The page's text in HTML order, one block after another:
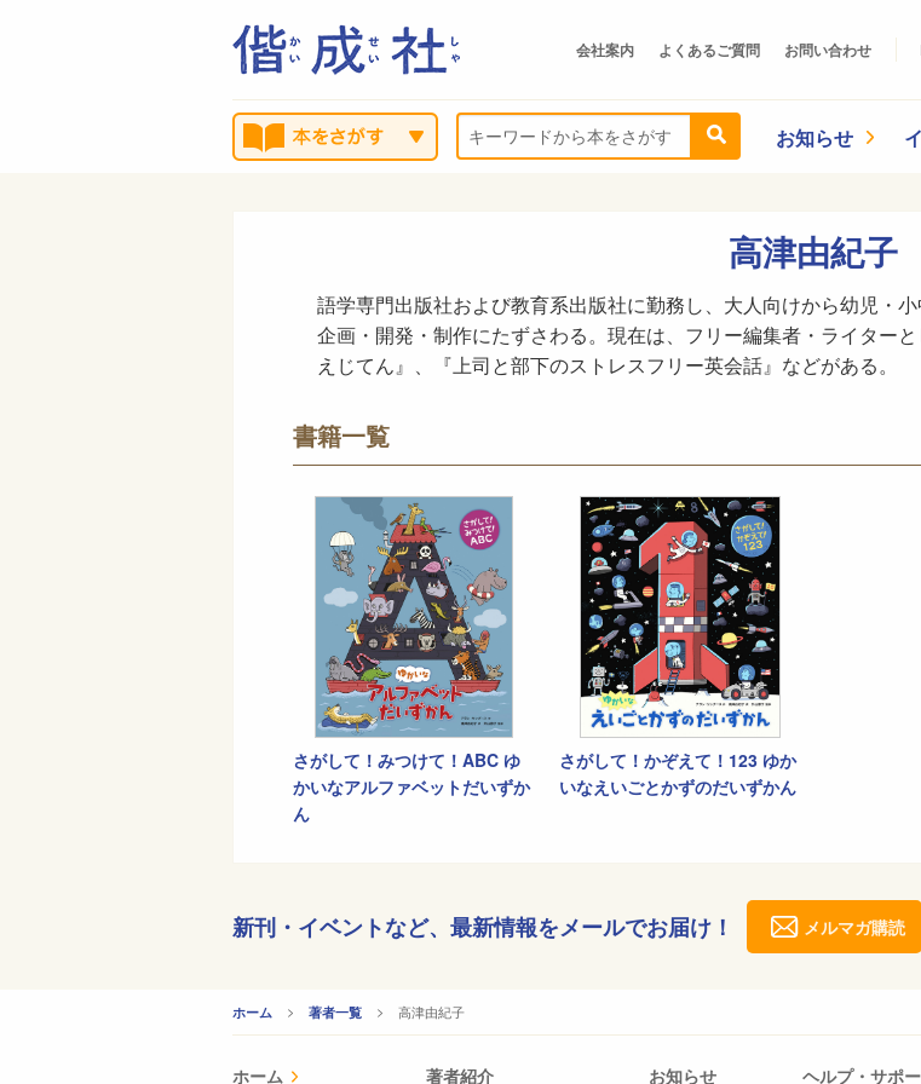
会社案内 よくあるご質問 お問い合わせ
お知らせ
高津由紀子
語学専門出版社および教育系出版社に勤務し、大人向けから幼児・
企画・開発・制作にたずさわる。現在は、フリー編集者・ライター
えじてん』、『上司と部下のストレスフリー英会話』などがある。
書籍一覧
さがして！みつけて！ABC ゆ
かいなアルファベットだいずか
ん
さがして！かぞえて！123 ゆか
いなえいごとかずのだいずかん
新刊・イベントなど、 最新情報をメールでお届け！ メルマガ購読
ホーム 著者一覧 CURRENT:
高津由紀子
ホーム 著者紹介 お知らせ ヘルプ・サポ